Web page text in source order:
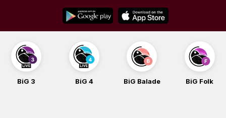
content
BiG 3 BiG 4 BiG Balade BiG Folk